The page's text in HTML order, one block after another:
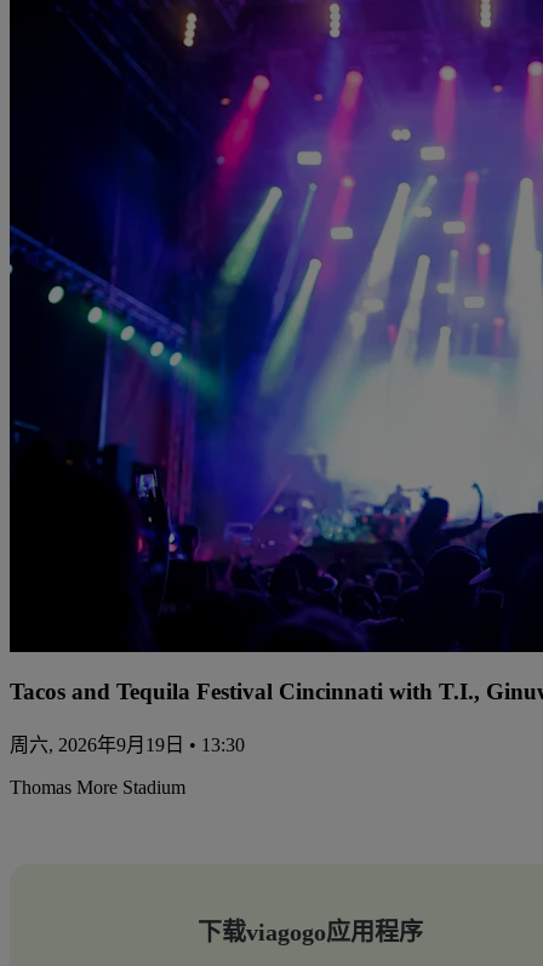
Tacos and Tequila Festival Cincinnati with T.I.,
周六, 2026年9月19日 • 13:30
Thomas More Stadium
下载viagogo应用程序